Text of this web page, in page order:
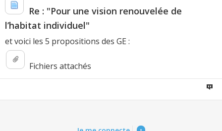
Re : "Pour une vision renouvelée de
l’habitat individuel"
et voici les 5 propositions des GE :
Fichiers attachés